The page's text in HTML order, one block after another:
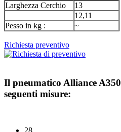
Larghezza Cerchio
13
12,11
Pesso in kg :
~
Richiesta preventivo
Il pneumatico Alliance A350
seguenti misure: